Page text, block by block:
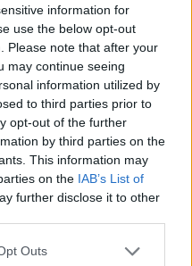
information for
use the below opt-out
Please note that after your
may continue seeing
information utilized by
to third parties prior to
opt-out of the further
by third parties on the
This information may
on the IAB’s List of
further disclose it to other
uses one or more Google
Outs
¿Qué está impulsando